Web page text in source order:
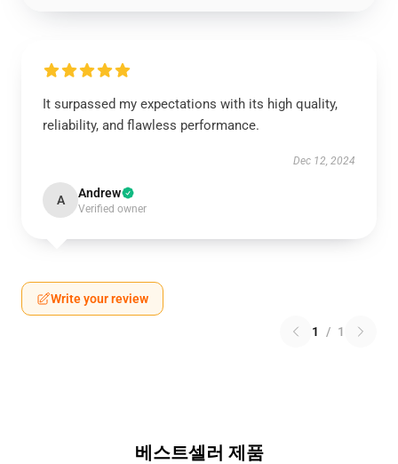
It surpassed my expectations with its high quality,
reliability, and flawless performance.
Dec 12, 2024
A Andrew
Verified owner
Write your review
1 / 1
베스트셀러 제품